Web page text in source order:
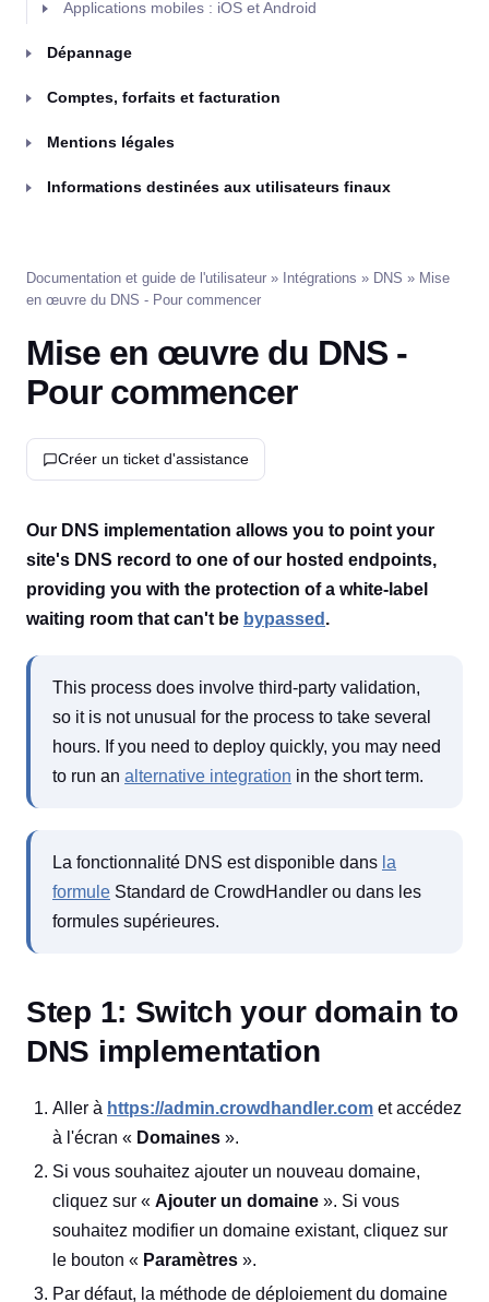
Applications mobiles : iOS et Android
Dépannage
Comptes, forfaits et facturation
Mentions légales
Informations destinées aux utilisateurs finaux
Documentation et guide de l'utilisateur » Intégrations » DNS » Mise
en œuvre du DNS - Pour commencer
Mise en œuvre du DNS -
Pour commencer
Créer un ticket d'assistance
Our DNS implementation allows you to point your
site's DNS record to one of our hosted endpoints,
providing you with the protection of a white-label
waiting room that can't be bypassed .
This process does involve third-party validation,
so it is not unusual for the process to take several
hours. If you need to deploy quickly, you may need
to run an alternative integration in the short term.
La fonctionnalité DNS est disponible dans la
formule Standard de CrowdHandler ou dans les
formules supérieures.
Step 1: Switch your domain to
DNS implementation
Aller à https://admin.crowdhandler.com et accédez
à l'écran « Domaines ».
Si vous souhaitez ajouter un nouveau domaine,
cliquez sur « Ajouter un domaine ». Si vous
souhaitez modifier un domaine existant, cliquez sur
le bouton « Paramètres ».
Par défaut, la méthode de déploiement du domaine